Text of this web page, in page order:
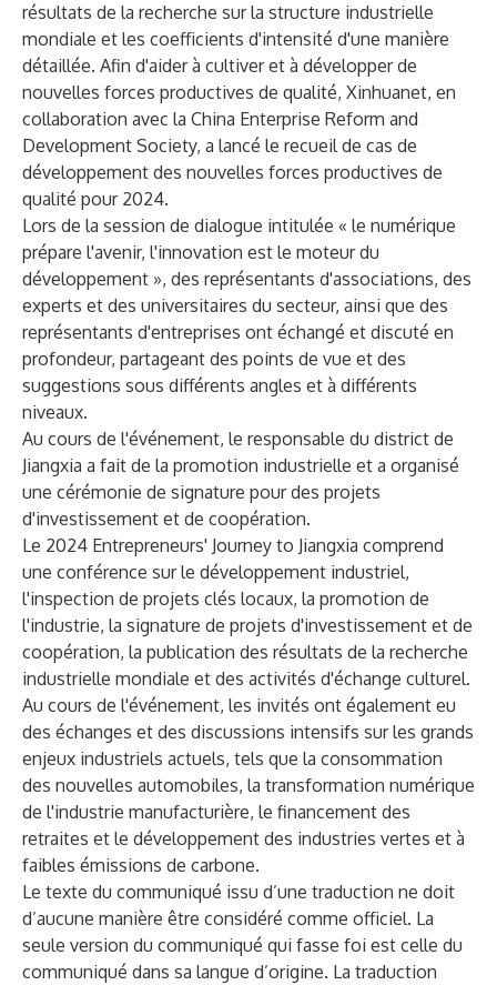
résultats de la recherche sur la structure industrielle
mondiale et les coefficients d'intensité d'une manière
détaillée. Afin d'aider à cultiver et à développer de
nouvelles forces productives de qualité, Xinhuanet, en
collaboration avec la China Enterprise Reform and
Development Society, a lancé le recueil de cas de
développement des nouvelles forces productives de
qualité pour 2024.
Lors de la session de dialogue intitulée « le numérique
prépare l'avenir, l'innovation est le moteur du
développement », des représentants d'associations, des
experts et des universitaires du secteur, ainsi que des
représentants d'entreprises ont échangé et discuté en
profondeur, partageant des points de vue et des
suggestions sous différents angles et à différents
niveaux.
Au cours de l'événement, le responsable du district de
Jiangxia a fait de la promotion industrielle et a organisé
une cérémonie de signature pour des projets
d'investissement et de coopération.
Le 2024 Entrepreneurs' Journey to Jiangxia comprend
une conférence sur le développement industriel,
l'inspection de projets clés locaux, la promotion de
l'industrie, la signature de projets d'investissement et de
coopération, la publication des résultats de la recherche
industrielle mondiale et des activités d'échange culturel.
Au cours de l'événement, les invités ont également eu
des échanges et des discussions intensifs sur les grands
enjeux industriels actuels, tels que la consommation
des nouvelles automobiles, la transformation numérique
de l'industrie manufacturière, le financement des
retraites et le développement des industries vertes et à
faibles émissions de carbone.
Le texte du communiqué issu d’une traduction ne doit
d’aucune manière être considéré comme officiel. La
seule version du communiqué qui fasse foi est celle du
communiqué dans sa langue d’origine. La traduction